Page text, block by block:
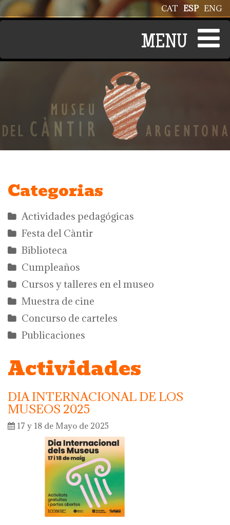
Pasar al contenido principal ENG
ESP
CAT
Categorias
Actividades pedagógicas
Festa del Càntir
Biblioteca
Cumpleaños
Cursos y talleres en el museo
Muestra de cine
Concurso de carteles
Publicaciones
Actividades
DIA INTERNACIONAL DE LOS
MUSEOS 2025
17 y 18 de Mayo de 2025